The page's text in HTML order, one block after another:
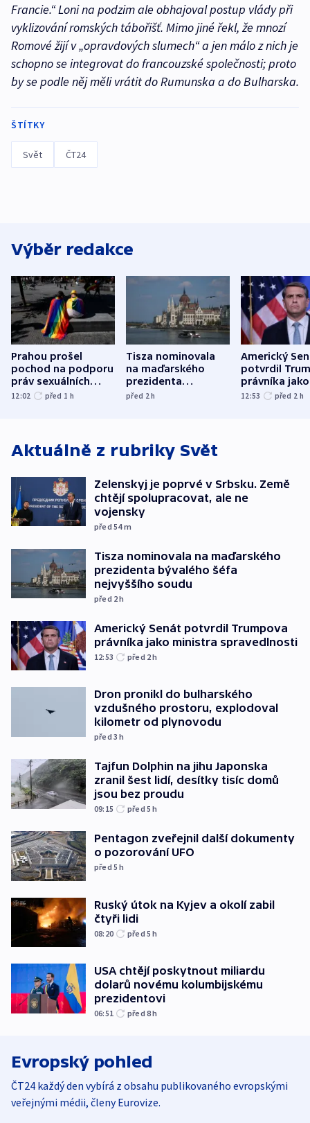
Francie.“ Loni na podzim ale obhajoval postup vlády při
vyklizování romských tábořišť. Mimo jiné řekl, že mnozí
Romové žijí v „opravdových slumech“ a jen málo z nich je
schopno se integrovat do francouzské společnosti; proto
by se podle něj měli vrátit do Rumunska a do Bulharska.
ŠTÍTKY
Svět ČT24
Výběr redakce
Prahou prošel
pochod na podporu
práv sexuálních
menšin
12:02 před 1 h
Tisza nominovala
na maďarského
prezidenta
bývalého šéfa
před 2h
Americký
potvrdil
právníka jako
ministra
12:53 před 2 h
Aktuálně z rubriky Svět
Zelenskyj je poprvé v Srbsku. Země
chtějí spolupracovat, ale ne
vojensky
před 54m
Tisza nominovala na maďarského
prezidenta bývalého šéfa
nejvyššího soudu
před 2h
Americký Senát potvrdil Trumpova
právníka jako ministra spravedlnosti
12:53 před 2h
Dron pronikl do bulharského
vzdušného prostoru, explodoval
kilometr od plynovodu
před 3h
Tajfun Dolphin na jihu Japonska
zranil šest lidí, desítky tisíc domů
jsou bez proudu
09:15 před 5h
Pentagon zveřejnil další dokumenty
o pozorování UFO
před 5h
Ruský útok na Kyjev a okolí zabil
čtyři lidi
08:20 před 5h
USA chtějí poskytnout miliardu
dolarů novému kolumbijskému
prezidentovi
06:51 před 8h
Evropský pohled
ČT24 každý den vybírá z obsahu publikovaného evropskými
veřejnými médii, členy Eurovize.